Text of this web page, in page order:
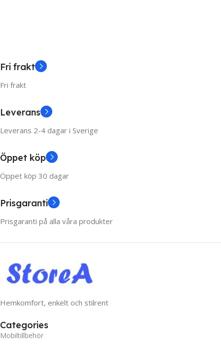
Fri frakt
Fri frakt
Leverans
Leverans 2-4 dagar i Sverige
Öppet köp
Öppet köp 30 dagar
Prisgaranti
Prisgaranti på alla våra produkter
Hemkomfort, enkelt och stilrent
Categories
Mobiltillbehör